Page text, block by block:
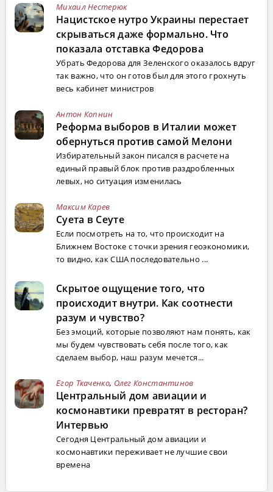
Михаил Нестерюк
Нацистское нутро Украины перестает
скрываться даже формально. Что
показала отставка Федорова
Убрать Федорова для Зеленского оказалось вдруг
так важно, что он готов был для этого грохнуть
весь кабинет министров
Антон Копнин
Реформа выборов в Италии может
обернуться против самой Мелони
Избирательный закон писался в расчете на
единый правый блок против раздробленных
левых, но ситуация изменилась
Максим Карев
Суета в Сеуте
Если посмотреть на то, что происходит на
Ближнем Востоке с точки зрения геоэкономики,
то видно, как США последовательно ...
Скрытое ощущение того, что
происходит внутри. Как соотнести
разум и чувство?
Без эмоций, которые позволяют нам понять, как
мы будем чувствовать себя после того, как
сделаем выбор, наш разум мечется...
Егор Ткаченко, Олег Константинов
Центральный дом авиации и
космонавтики превратят в ресторан?
Интервью
Сегодня Центральный дом авиации и
космонавтики переживает не лучшие свои
времена